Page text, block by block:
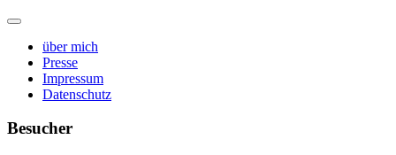
über mich
Presse
Impressum
Datenschutz
Besucher